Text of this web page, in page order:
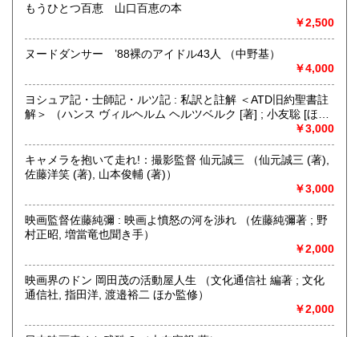
200円
沖縄県 200円
定休日：無店舗営業につき不定
書籍の買取について
ご連絡の上営業時間中にお持ちください。
・大量の場合出張買取、郵送での買取いたします。
メール、電話にてご連絡ください。
取り扱い分野
-
もうひとつ百恵 山口百恵の本
￥2,500
ヌードダンサー ’88裸のアイドル43人 （中野基）
￥4,000
ヨシュア記・士師記・ルツ記 : 私訳と註解 ＜ATD旧約聖書註
解＞ （ハンス ヴィルヘルム ヘルツベルク [著] ; 小友聡 [ほか]
￥3,000
キャメラを抱いて走れ!：撮影監督 仙元誠三 （仙元誠三 (著),
佐藤洋笑 (著), 山本俊輔 (著)）
￥3,000
映画監督佐藤純彌 : 映画よ憤怒の河を渉れ （佐藤純彌著 ; 野
村正昭, 増當竜也聞き手）
￥2,000
映画界のドン 岡田茂の活動屋人生 （文化通信社 編著 ; 文化
通信社, 指田洋, 渡邉裕二 ほか監修）
￥2,000